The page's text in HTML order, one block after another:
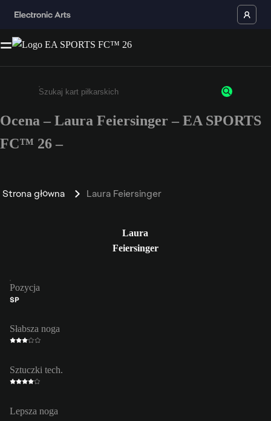
Wpisz co najmniej 3 znaki lub cyfry.
Ocena – Laura Feiersinger – EA SPORTS
FC™ 26 –
Strona główna Laura Feiersinger
Laura
Feiersinger
Pozycja
ŚP
Słabsza noga
Sztuczki tech.
Lepsza noga